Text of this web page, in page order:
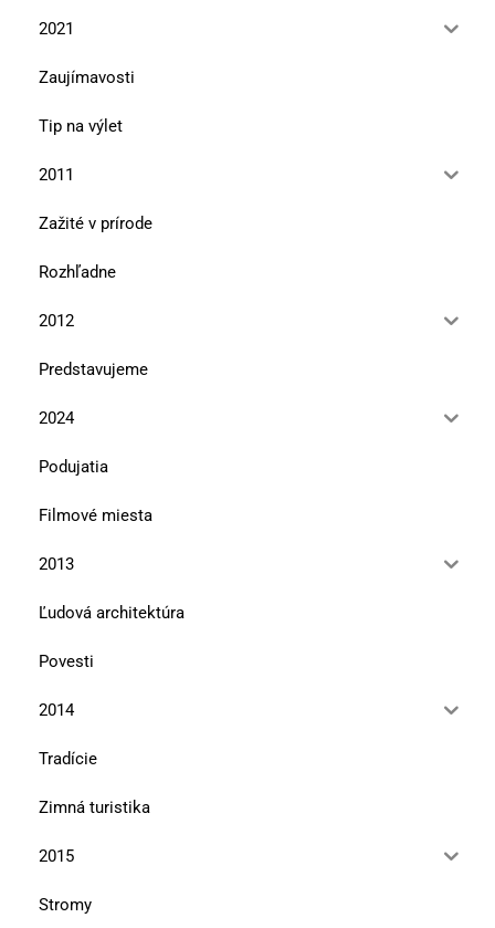
2021
Zaujímavosti
Tip na výlet
2011
Zažité v prírode
Rozhľadne
2012
Predstavujeme
2024
Podujatia
Filmové miesta
2013
Ľudová architektúra
Povesti
2014
Tradície
Zimná turistika
2015
Stromy